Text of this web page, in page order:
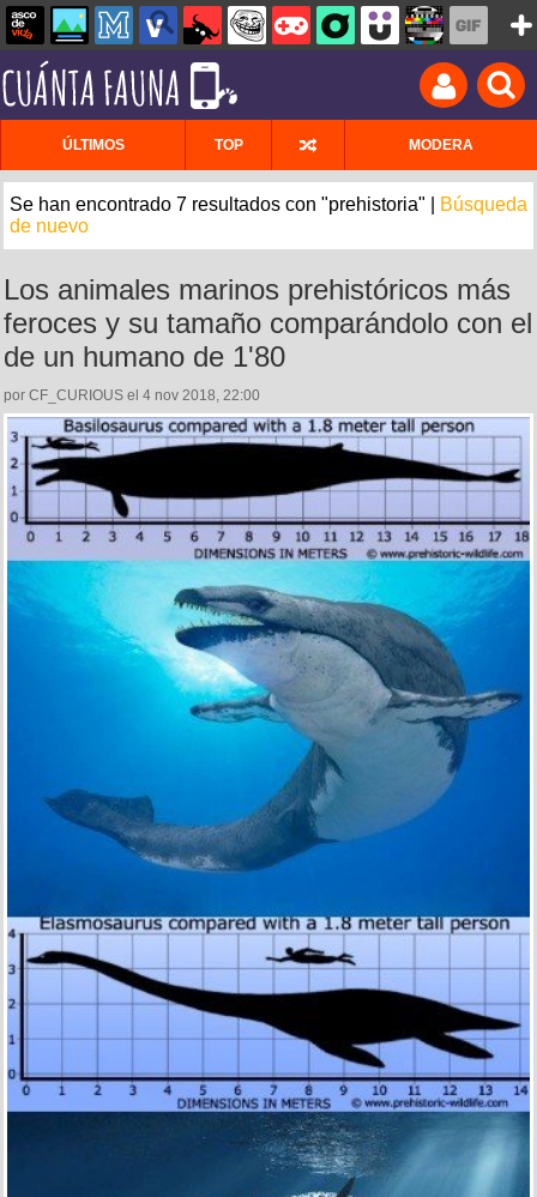
ÚLTIMOS TOP MODERA
Se han encontrado 7 resultados con "prehistoria" |
Búsqueda
de nuevo
Los animales marinos prehistóricos más
feroces y su tamaño comparándolo con el
de un humano de 1'80
por CF_CURIOUS el 4 nov 2018, 22:00